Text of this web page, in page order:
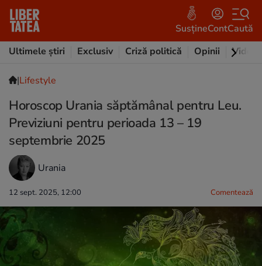
SusțineContCaută
Ultimele știri
Exclusiv Criză politică Opinii Video
|Lifestyle
Horoscop Urania săptămânal pentru Leu.
Previziuni pentru perioada 13 – 19
septembrie 2025
Urania
12 sept. 2025, 12:00 Comentează